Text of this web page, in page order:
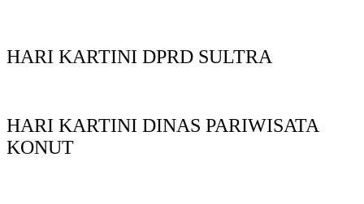
HARI KARTINI DPRD SULTRA
HARI KARTINI DINAS PARIWISATA
KONUT